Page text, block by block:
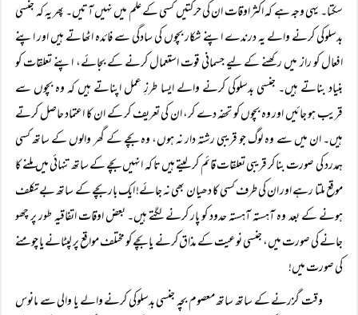
سکتا۔ یہی وجہ ہے کہ اکثر اوقات ان کی حرکتیں کسی کے علم میں نہیں آتیں۔ پھر یہ کہ جنسی
بدسلوکی کرنے والے یہ درندے اپنے شکار بچوں کی سادگی سے فائدہ اٹھاتے ہیں اور اپنے
افعال کو راز میں رکھنے کے لیے جسمانی قوت استعمال کرنے کے بجائے، اپنے تعلقات کو
بنیاد بناتے ہیں۔ جنسی بدسلوکی کرنے والے ایسا طرزِ عمل اپناتے ہیں کہ وہ بچوں سے
قریب ہو جائیں اور وہ بچوں کو تحفہ دے کر، ان کی تعریف کر کے ان کا اعتماد حاصل کرتے
ہیں۔ ان میں سے وہ لوگ جو قریبی رشتہ دار نہ ہوں، وہ بچے کے گھر والوں کے ساتھ کسی
ہمدرد کی صورت بنا کر قریبی تعلقات قائم کر لیتے ہیں تا کہ انہیں بچے کے ساتھ تنہائی میں ملنے کا
موقع ملتا رہے اور ان کی طرف کسی کا دھیان بھی نہ جائے! ایک بار بچے کے ساتھ بے تکلف
ہونے کے بعد وہ آہستہ آہستہ حدود کو پار کرنے لگتے ہیں۔ بعض اوقات اتفاقیہ طور پر چھو
جانے کی صورت میں، جنسی نوعیت کے مذاق کرنے یا بچے کو مختلف مواقع پر لپٹانے یا چومنے
کی صورت میں!
وقت گزرنے کے ساتھ ساتھ معصوم بچہ جنسی بدسلوکی کرنے والے یا والی سے مانوس